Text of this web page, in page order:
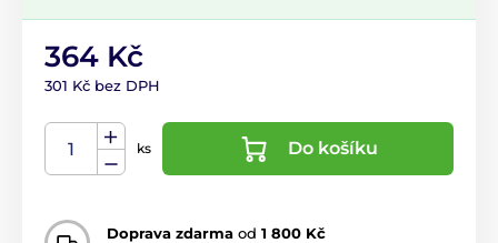
364 Kč
301 Kč bez DPH
ks Do košíku
Doprava zdarma od 1 800 Kč